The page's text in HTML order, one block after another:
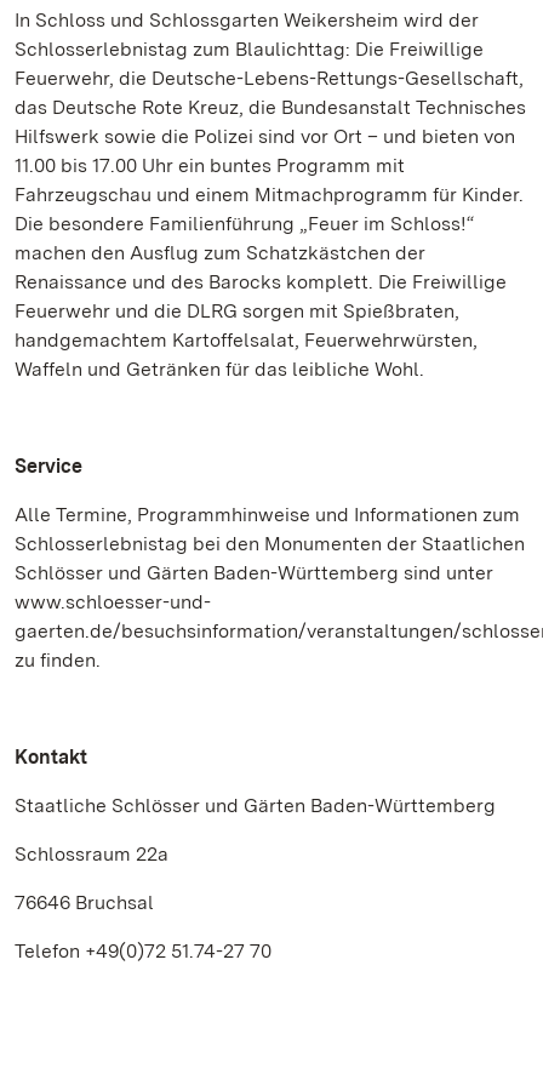
In Schloss und Schlossgarten Weikersheim wird der
Schlosserlebnistag zum Blaulichttag: Die Freiwillige
Feuerwehr, die Deutsche-Lebens-Rettungs-Gesellschaft,
das Deutsche Rote Kreuz, die Bundesanstalt Technisches
Hilfswerk sowie die Polizei sind vor Ort – und bieten von
11.00 bis 17.00 Uhr ein buntes Programm mit
Fahrzeugschau und einem Mitmachprogramm für Kinder.
Die besondere Familienführung „Feuer im Schloss!“
machen den Ausflug zum Schatzkästchen der
Renaissance und des Barocks komplett. Die Freiwillige
Feuerwehr und die DLRG sorgen mit Spießbraten,
handgemachtem Kartoffelsalat, Feuerwehrwürsten,
Waffeln und Getränken für das leibliche Wohl.
Service
Alle Termine, Programmhinweise und Informationen zum
Schlosserlebnistag bei den Monumenten der Staatlichen
Schlösser und Gärten Baden-Württemberg sind unter
www.schloesser-und-
gaerten.de/besuchsinformation/veranstaltungen/
zu finden.
Kontakt
Staatliche Schlösser und Gärten Baden-Württemberg
Schlossraum 22a
76646 Bruchsal
Telefon +49(0)72 51.74-27 70